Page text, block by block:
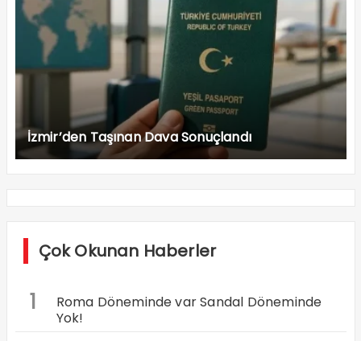
İzmir’den Taşınan Dava Sonuçlandı
Çok Okunan Haberler
1
Roma Döneminde var Sandal Döneminde
Yok!